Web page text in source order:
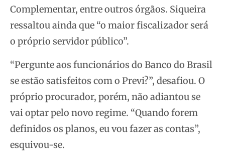
Complementar, entre outros órgãos. Siqueira
ressaltou ainda que “o maior fiscalizador será
o próprio servidor público”.
“Pergunte aos funcionários do Banco do Brasil
se estão satisfeitos com o Previ?”, desafiou. O
próprio procurador, porém, não adiantou se
vai optar pelo novo regime. “Quando forem
definidos os planos, eu vou fazer as contas”,
esquivou-se.